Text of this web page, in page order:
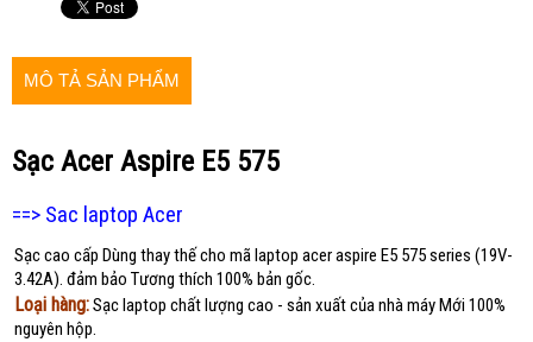
MÔ TẢ SẢN PHẨM
Sạc Acer Aspire E5 575
==> Sac laptop Acer
Sạc cao cấp Dùng thay thế cho mã laptop acer aspire E5 575 series (19V-
3.42A). đảm bảo Tương thích 100% bản gốc.
Loại hàng:Sạc laptop chất lượng cao - sản xuất của nhà máy Mới 100%
nguyên hộp.